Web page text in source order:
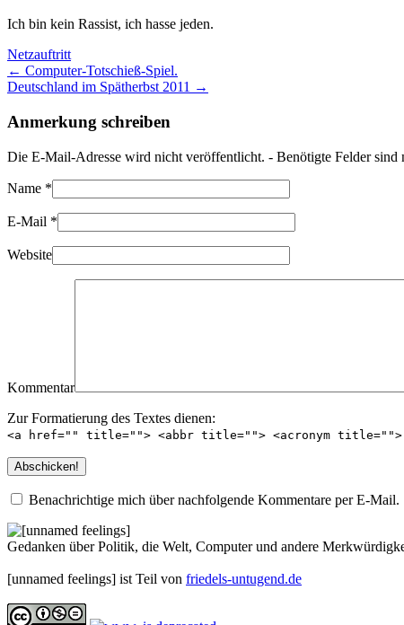
Ich bin kein Rassist, ich hasse jeden.
Netzauftritt
← Computer-Totschieß-Spiel.
Deutschland im Spätherbst 2011 →
Anmerkung schreiben
Die E-Mail-Adresse wird nicht veröffentlicht. - Benötigte Felder sind
Name *
E-Mail *
Website
Kommentar
Zur Formatierung des Textes dienen:
<a href="" title=""> <abbr title=""> <acronym title="">
Benachrichtige mich über nachfolgende Kommentare per E-Mail.
Gedanken über Politik, die Welt, Computer und andere
[unnamed feelings] ist Teil von friedels-untugend.de